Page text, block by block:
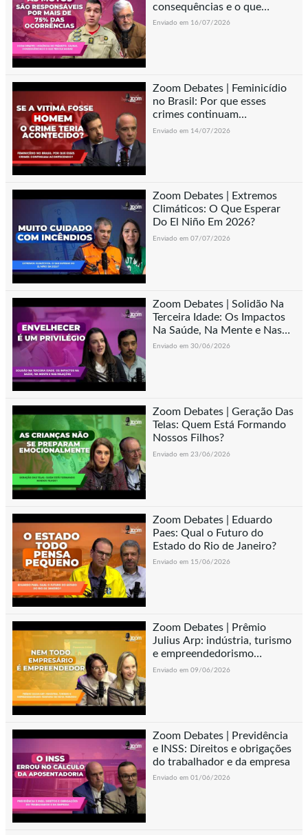
consequências e o que
precisa mudar
Enviado em 16/07/2026
Zoom Debates | Feminicídio
no Brasil: Por que esses
crimes continuam
acontecendo?
Enviado em 14/07/2026
Zoom Debates | Extremos
Climáticos: O Que Esperar
Do El Niño Em 2026?
Enviado em 07/07/2026
Zoom Debates | Solidão Na
Terceira Idade: Os Impactos
Na Saúde, Na Mente e Nas
Relações
Enviado em 30/06/2026
Zoom Debates | Geração Das
Telas: Quem Está Formando
Nossos Filhos?
Enviado em 23/06/2026
Zoom Debates | Eduardo
Paes: Qual o Futuro do
Estado do Rio de Janeiro?
Enviado em 15/06/2026
Zoom Debates | Prêmio
Julius Arp: indústria, turismo
e empreendedorismo
feminino em Nova Friburgo
Enviado em 09/06/2026
Zoom Debates | Previdência
e INSS: Direitos e obrigações
do trabalhador e da empresa
Enviado em 01/06/2026